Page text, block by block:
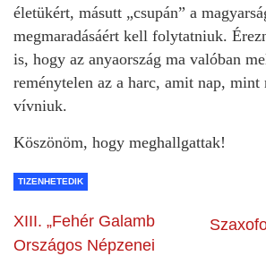
életükért, másutt „csupán” a
megmaradásáért kell folytatniuk.
is, hogy az anyaország ma valóban
reménytelen az a harc, amit nap, mint
vívniuk.
Köszönöm, hogy meghallgattak!
TIZENHETEDIK
XIII. „Fehér Galamb
Országos Népzenei